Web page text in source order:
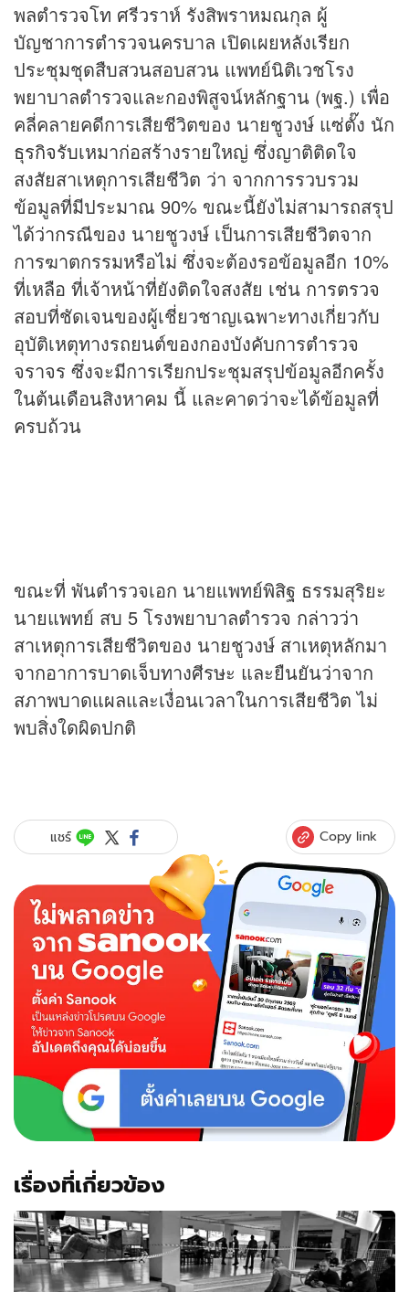
พลตำรวจโท ศรีวราห์ รังสิพราหมณกุล ผู้
บัญชาการตำรวจนครบาล เปิดเผยหลังเรียก
ประชุมชุดสืบสวนสอบสวน แพทย์นิติเวชโรง
พยาบาลตำรวจและกองพิสูจน์หลักฐาน (พฐ.) เพื่อ
คลี่คลายคดีการเสียชีวิตของ นายชูวงษ์ แซ่ตั๊ง นัก
ธุรกิจรับเหมาก่อสร้างรายใหญ่ ซึ่งญาติติดใจ
สงสัยสาเหตุการเสียชีวิต ว่า จากการรวบรวม
ข้อมูลที่มีประมาณ 90% ขณะนี้ยังไม่สามารถสรุป
ได้ว่ากรณีของ นายชูวงษ์ เป็นการเสียชีวิตจาก
การฆาตกรรมหรือไม่ ซึ่งจะต้องรอข้อมูลอีก 10%
ที่เหลือ ที่เจ้าหน้าที่ยังติดใจสงสัย เช่น การตรวจ
สอบที่ชัดเจนของผู้เชี่ยวชาญเฉพาะทางเกี่ยวกับ
อุบัติเหตุทางรถยนต์ของกองบังคับการตำรวจ
จราจร ซึ่งจะมีการเรียกประชุมสรุปข้อมูลอีกครั้ง
ในต้นเดือนสิงหาคม นี้ และคาดว่าจะได้ข้อมูลที่
ครบถ้วน
ขณะที่ พันตำรวจเอก นายแพทย์พิสิฐ ธรรมสุริยะ
นายแพทย์ สบ 5 โรงพยาบาลตำรวจ กล่าวว่า
สาเหตุการเสียชีวิตของ นายชูวงษ์ สาเหตุหลักมา
จากอาการบาดเจ็บทางศีรษะ และยืนยันว่าจาก
สภาพบาดแผลและเงื่อนเวลาในการเสียชีวิต ไม่
พบสิ่งใดผิดปกติ
แชร์ Copy link
เรื่องที่เกี่ยวข้อง